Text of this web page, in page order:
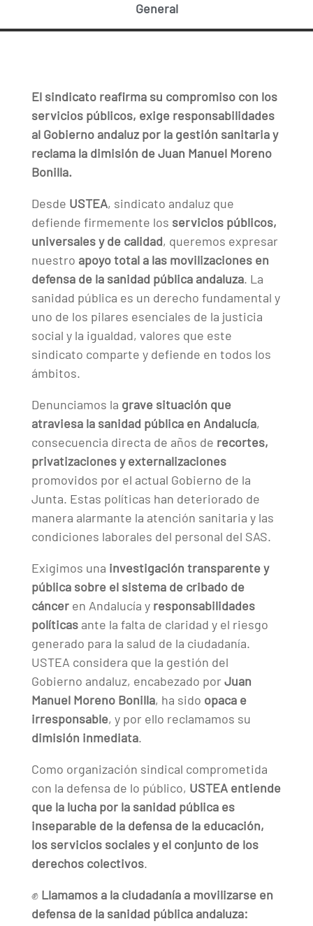
General
El sindicato reafirma su compromiso con los
servicios públicos, exige responsabilidades
al Gobierno andaluz por la gestión sanitaria y
reclama la dimisión de Juan Manuel Moreno
Bonilla.
Desde USTEA, sindicato andaluz que
defiende firmemente los servicios públicos,
universales y de calidad, queremos expresar
nuestro apoyo total a las movilizaciones en
defensa de la sanidad pública andaluza. La
sanidad pública es un derecho fundamental y
uno de los pilares esenciales de la justicia
social y la igualdad, valores que este
sindicato comparte y defiende en todos los
ámbitos.
Denunciamos la grave situación que
atraviesa la sanidad pública en Andalucía,
consecuencia directa de años de recortes,
privatizaciones y externalizaciones
promovidos por el actual Gobierno de la
Junta. Estas políticas han deteriorado de
manera alarmante la atención sanitaria y las
condiciones laborales del personal del SAS.
Exigimos una investigación transparente y
pública sobre el sistema de cribado de
cánceren Andalucía y responsabilidades
políticasante la falta de claridad y el riesgo
generado para la salud de la ciudadanía.
USTEA considera que la gestión del
Gobierno andaluz, encabezado por Juan
Manuel Moreno Bonilla, ha sido opaca e
irresponsable, y por ello reclamamos su
dimisión inmediata.
Como organización sindical comprometida
con la defensa de lo público, USTEA entiende
que la lucha por la sanidad pública es
inseparable de la defensa de la educación,
los servicios sociales y el conjunto de los
derechos colectivos.
✊ Llamamos a la ciudadanía a movilizarse en
defensa de la sanidad pública andaluza: